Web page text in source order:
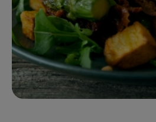
Ökokisten
Obst & Gemüse
Kühltheke
Backwaren